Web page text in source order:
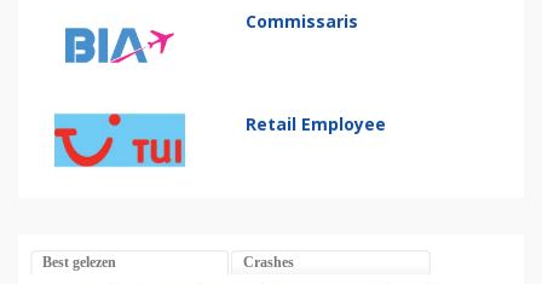
Commissaris
Retail Employee
Best gelezen Crashes